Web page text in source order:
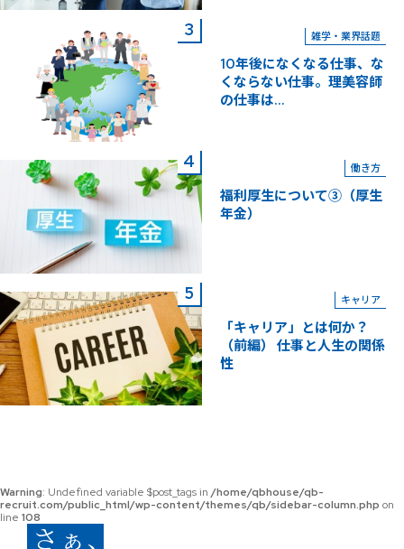
雑学・業界話題
10年後になくなる仕事、な
くならない仕事。理美容師
の仕事は...
働き方
福利厚生について③（厚生
年金）
キャリア
「キャリア」とは何か？
（前編） 仕事と人生の関係
性
Warning: Undefined variable $post_tags in /home/qbhouse/qb-
recruit.com/public_html/wp-content/themes/qb/sidebar-column.php on
line 108